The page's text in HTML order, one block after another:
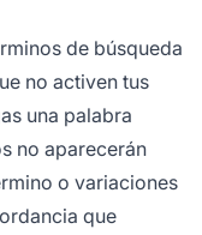
de búsqueda
no activen tus
una palabra
no aparecerán
o variaciones
que